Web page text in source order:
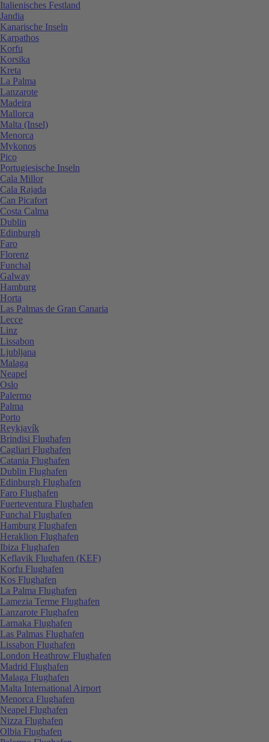
Italienisches Festland
Jandia
Kanarische Inseln
Karpathos
Korfu
Korsika
Kreta
La Palma
Lanzarote
Madeira
Mallorca
Malta (Insel)
Menorca
Mykonos
Pico
Portugiesische Inseln
Cala Millor
Cala Rajada
Can Picafort
Costa Calma
Dublin
Edinburgh
Faro
Florenz
Funchal
Galway
Hamburg
Horta
Las Palmas de Gran Canaria
Lecce
Linz
Lissabon
Ljubljana
Malaga
Neapel
Oslo
Palermo
Palma
Porto
Reykjavík
Brindisi Flughafen
Cagliari Flughafen
Catania Flughafen
Dublin Flughafen
Edinburgh Flughafen
Faro Flughafen
Fuerteventura Flughafen
Funchal Flughafen
Hamburg Flughafen
Heraklion Flughafen
Ibiza Flughafen
Keflavik Flughafen (KEF)
Korfu Flughafen
Kos Flughafen
La Palma Flughafen
Lamezia Terme Flughafen
Lanzarote Flughafen
Larnaka Flughafen
Las Palmas Flughafen
Lissabon Flughafen
London Heathrow Flughafen
Madrid Flughafen
Malaga Flughafen
Malta International Airport
Menorca Flughafen
Neapel Flughafen
Nizza Flughafen
Olbia Flughafen